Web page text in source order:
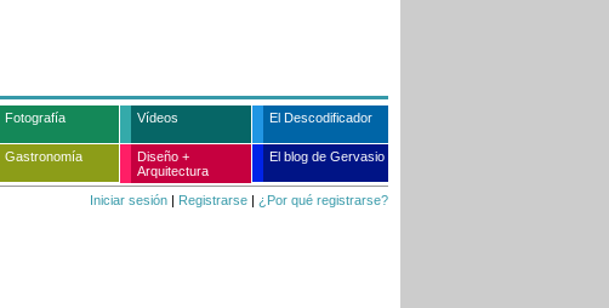
Fotografía Vídeos El Descodificador
Gastronomía
Diseño +
Arquitectura
El blog de Gervasio
Iniciar sesión | Registrarse | ¿Por qué registrarse?